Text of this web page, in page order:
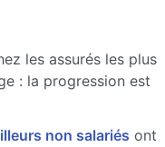
les assurés les plus
: la progression est
non salariés ont